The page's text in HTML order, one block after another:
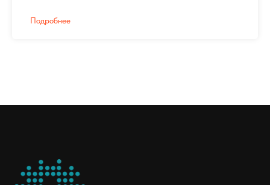
Подробнее